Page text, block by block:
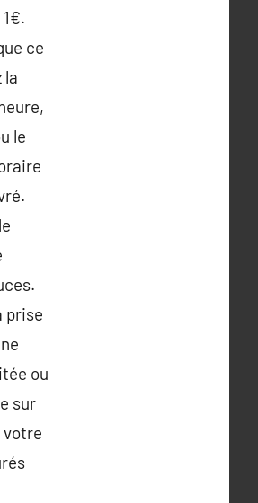
ce
la
le
prise
ou
sur
votre